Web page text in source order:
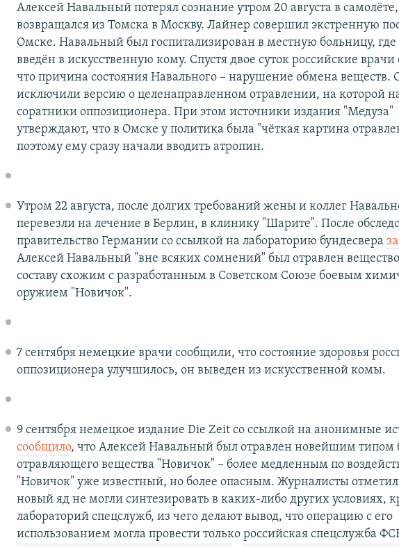
Алексей Навальный потерял сознание утром 20 августа в
возвращался из Томска в Москву. Лайнер совершил экстренную
Омске. Навальный был госпитализирован в местную больницу,
введён в искусственную кому. Спустя двое суток российские
что причина состояния Навального – нарушение обмена веществ.
исключили версию о целенаправленном отравлении, на которой
соратники оппозиционера. При этом источники издания "Медуза"
утверждают, что в Омске у политика была "чёткая картина
поэтому ему сразу начали вводить атропин.
Утром 22 августа, после долгих требований жены и коллег
перевезли на лечение в Берлин, в клинику "Шарите". После
правительство Германии со ссылкой на лабораторию бундесвера
Алексей Навальный "вне всяких сомнений" был отравлен
составу схожим с разработанным в Советском Союзе боевым
оружием "Новичок".
7 сентября немецкие врачи сообщили, что состояние здоровья
оппозиционера улучшилось, он выведен из искусственной комы.
9 сентября немецкое издание Die Zeit со ссылкой на анонимные
сообщило, что Алексей Навальный был отравлен новейшим типом
отравляющего вещества "Новичок" – более медленным по
"Новичок" уже известный, но более опасным. Журналисты
новый яд не могли синтезировать в каких-либо других условиях,
лабораторий спецслужб, из чего делают вывод, что операцию с его
использованием могла провести только российская спецслужба